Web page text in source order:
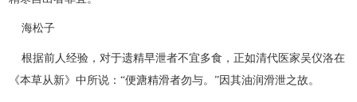
海松子
根据前人经验，对于遗精早泄者不宜多食，正如清代医家吴仪洛在
《本草从新》中所说：“便溏精滑者勿与。”因其油润滑泄之故。